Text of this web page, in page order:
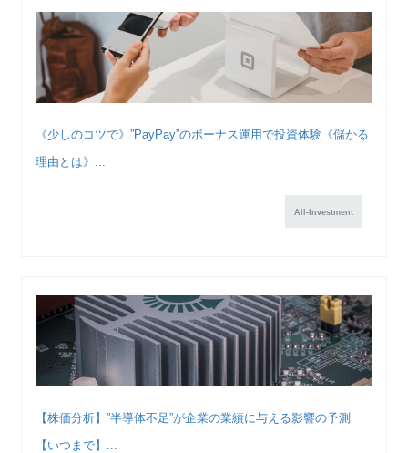
《少しのコツで》”PayPay”のボーナス運用で投資体験《儲かる
理由とは》...
All-Investment
【株価分析】”半導体不足”が企業の業績に与える影響の予測
【いつまで】...